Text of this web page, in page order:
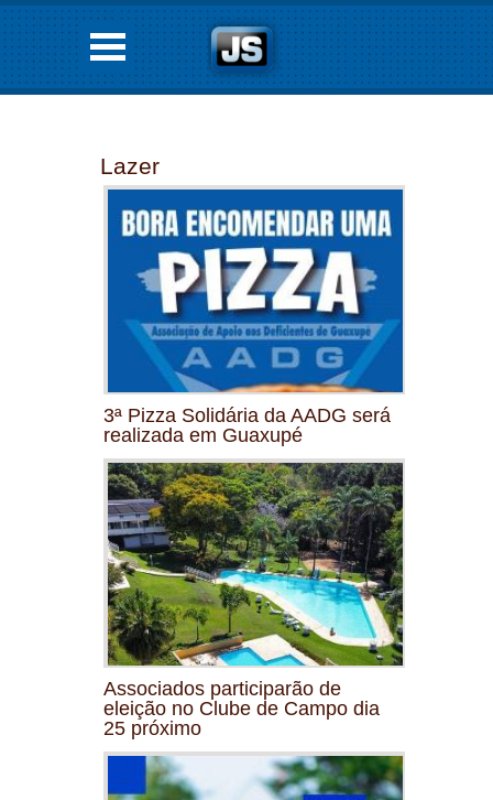
Lazer
3ª Pizza Solidária da AADG será
realizada em Guaxupé
Associados participarão de
eleição no Clube de Campo dia
25 próximo